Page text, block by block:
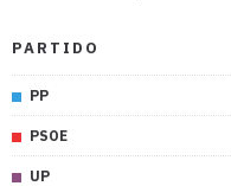
PARTIDO
PP
PSOE
UP